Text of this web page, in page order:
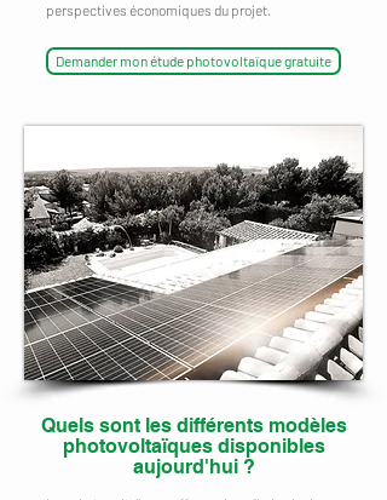
perspectives économiques du projet.
Demander mon étude photovoltaïque gratuite
Quels sont les différents modèles
photovoltaïques disponibles
aujourd'hui ?